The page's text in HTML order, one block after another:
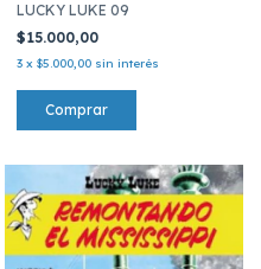
LUCKY LUKE 09
$15.000,00
3 x $5.000,00 sin interés